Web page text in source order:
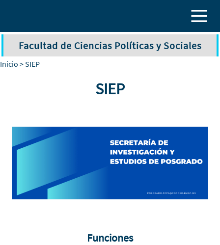
Facultad de Ciencias Políticas y Sociales
Inicio > SIEP
SIEP
Funciones